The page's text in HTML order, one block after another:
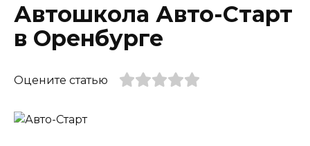
Автошкола Авто-Старт
в Оренбурге
Оцените статью